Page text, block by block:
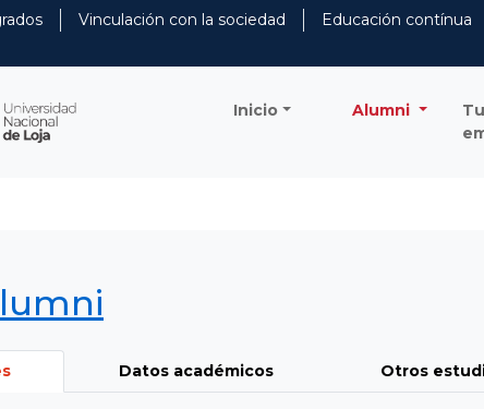
Vinculación con la sociedad Educación contínua
Inicio Alumni
Tu
Datos académicos Otros